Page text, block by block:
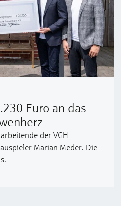
Euro an das
der VGH
Marian Meder. Die